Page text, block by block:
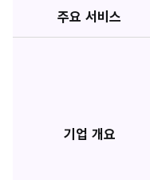
주요 서비스
기업 개요